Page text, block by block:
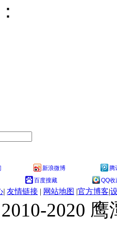
新浪微博
腾
百度搜藏 QQ收
| 友情链接 | 网站地图 |官方博客|
2020